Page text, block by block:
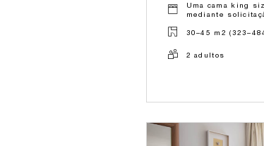
Uma cama king
mediante
30–45 m2
2 adultos